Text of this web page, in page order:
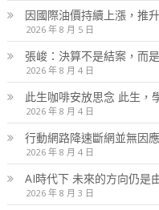
因國際油價持續上漲，推
2026 年 8 月 5 日
張峻：決算不是結案，而
2026 年 8 月 4 日
此生咖啡安放思念 此生，
2026 年 8 月 4 日
行動網路降速斷網並無因
2026 年 8 月 4 日
AI時代下 未來的方向仍是
2026 年 8 月 3 日